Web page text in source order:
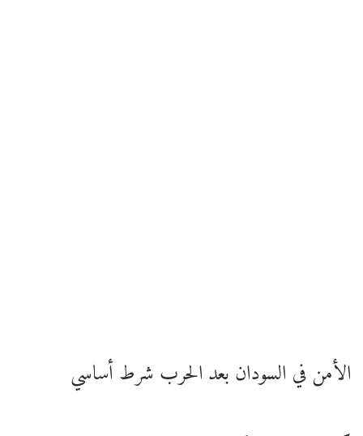
الأمن في السودان بعد الحرب شرط أساسي